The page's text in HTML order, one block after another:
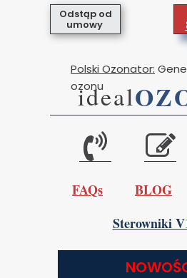
Odstąp od
umowy
FAQs BLOG
ideal
Polski Ozonator:
ozonu
Sterowniki